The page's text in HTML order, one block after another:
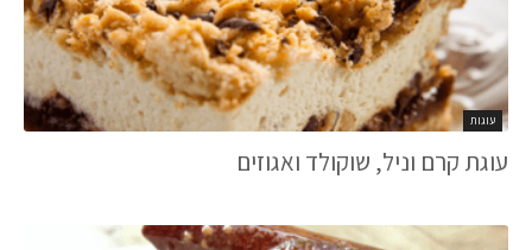
עוגות
עוגת קרם וניל, שוקולד ואגוזים